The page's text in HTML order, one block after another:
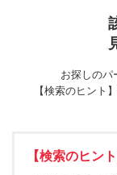
お探しのパ
【検索のヒント
【検索のヒント